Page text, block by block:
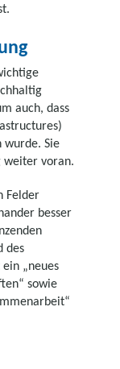
auch, dass
)
Sie
weiter voran.
Felder
besser
des
„neues
sowie